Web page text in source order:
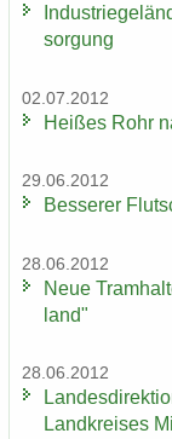
sor­gung
02.07.2012
Hei­ßes Rohr
29.06.2012
Bes­se­rer
28.06.2012
Neue
land"
28.06.2012
Land­krei­ses